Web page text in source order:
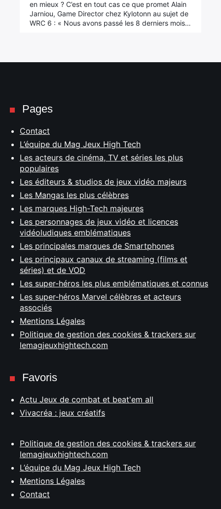
en mieux ? C’est en tout cas ce que promet Alain
Jarniou, Game Director chez Kylotonn au sujet de
WRC 6 : « Nous avons passé les 8 derniers mois…
Pages
Contact
L’équipe du Mag Jeux High Tech
Les acteurs de cinéma, TV et séries les plus
populaires
Les éditeurs & studios de jeux vidéo majeurs
Les Mangas les plus célèbres
Les marques High-Tech majeures
Les personnages de jeux vidéo et licences
vidéoludiques emblématiques
Les principales marques de Smartphones
Les principaux canaux de streaming (films et
séries) et de VOD
Les super-héros les plus emblématiques et connus
Les super-héros Marvel célèbres et acteurs
associés
Mentions Légales
Politique de gestion des cookies & trackers sur
lemagjeuxhightech.com
Favoris
Actu Jeux de combat et beat'em all
Vivacréa : jeux créatifs
Politique de gestion des cookies & trackers sur
lemagjeuxhightech.com
L’équipe du Mag Jeux High Tech
Mentions Légales
Contact